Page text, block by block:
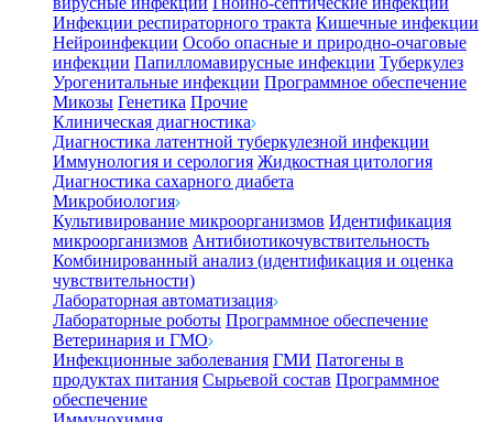
Инфекции респираторного тракта Кишечные инфекции
Нейроинфекции Особо опасные и природно-очаговые
инфекции Папилломавирусные инфекции Туберкулез
Урогенитальные инфекции Программное обеспечение
Микозы Генетика Прочие
Клиническая диагностика
Диагностика латентной туберкулезной инфекции
Иммунология и серология Жидкостная цитология
Диагностика сахарного диабета
Микробиология
Культивирование микроорганизмов Идентификация
микроорганизмов Антибиотикочувствительность
Комбинированный анализ (идентификация и оценка
чувствительности)
Лабораторная автоматизация
Лабораторные роботы Программное обеспечение
Ветеринария и ГМО
Инфекционные заболевания ГМИ Патогены в
продуктах питания Сырьевой состав Программное
обеспечение